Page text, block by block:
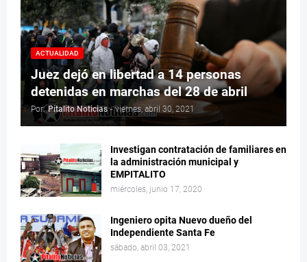
ACTUALIDAD
Juez dejó en libertad a 14 personas
detenidas en marchas del 28 de abril
Por: Pitalito Noticias - viernes, abril 30, 2021
Investigan contratación de familiares en
la administración municipal y
EMPITALITO
miércoles, junio 17, 2020
Ingeniero opita Nuevo dueño del
Independiente Santa Fe
sábado, abril 03, 2021